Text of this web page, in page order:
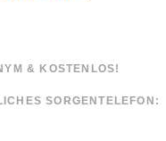
& KOSTENLOS!
SORGENTELEFON: